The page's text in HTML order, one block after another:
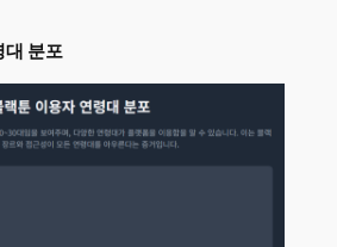
대 분포